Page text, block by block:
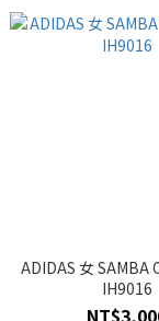
ADIDAS 女 SAMBA
IH9016